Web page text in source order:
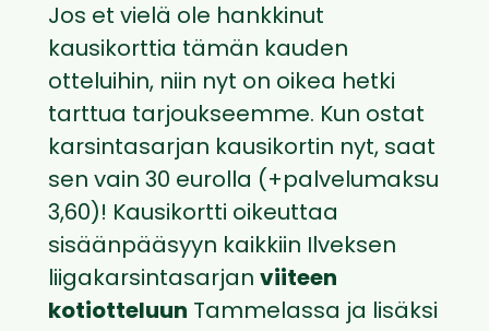
Jos et vielä ole hankkinut
kausikorttia tämän kauden
otteluihin, niin nyt on oikea hetki
tarttua tarjoukseemme. Kun ostat
karsintasarjan kausikortin nyt, saat
sen vain 30 eurolla (+palvelumaksu
3,60)! Kausikortti oikeuttaa
sisäänpääsyyn kaikkiin Ilveksen
liigakarsintasarjan viiteen
kotiotteluun Tammelassa ja lisäksi